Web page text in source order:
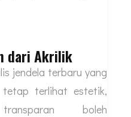
dari Akrilik
jendela terbaru yang
terlihat estetik,
boleh